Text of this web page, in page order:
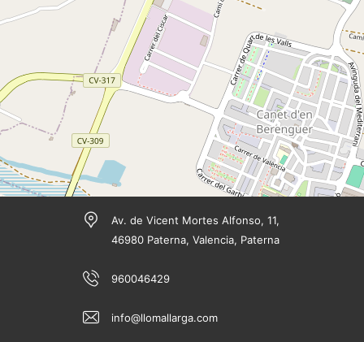
Av. de Vicent Mortes Alfonso, 11,
46980 Paterna, Valencia, Paterna
960046429
info@llomallarga.com